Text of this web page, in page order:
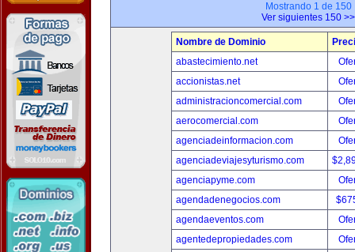
Mostrando 1 de 150
Ver siguientes 150 >>
Nombre de Dominio
abastecimiento.net
accionistas.net
administracioncomercial.com
aerocomercial.com
agenciadeinformacion.com
agenciadeviajesyturismo.com
agenciapyme.com
agendadenegocios.com
agendaeventos.com
agentedepropiedades.com